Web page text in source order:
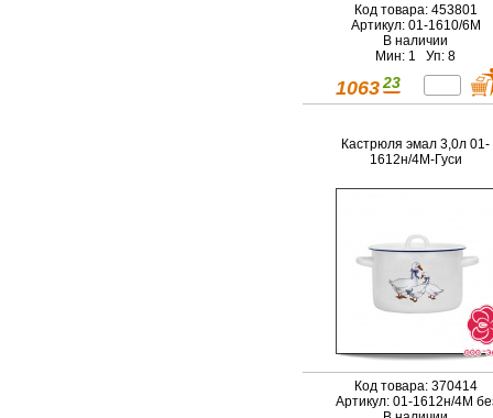
Код товара: 453801
Артикул: 01-1610/6М
В наличии
Мин: 1 Уп: 8
1063 23
Кастрюля эмал 3,0л 01-
1612н/4М-Гуси
Код товара: 370414
Артикул: 01-1612н/4М